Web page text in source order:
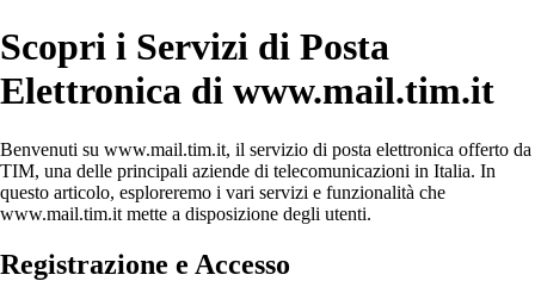
Scopri i Servizi di Posta
Elettronica di www.mail.tim.it
Benvenuti su www.mail.tim.it, il servizio di posta elettronica offerto da
TIM, una delle principali aziende di telecomunicazioni in Italia. In
questo articolo, esploreremo i vari servizi e funzionalità che
www.mail.tim.it mette a disposizione degli utenti.
Registrazione e Accesso